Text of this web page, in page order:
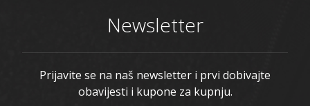
Newsletter
Prijavite se na naš newsletter i prvi dobivajte
obavijesti i kupone za kupnju.